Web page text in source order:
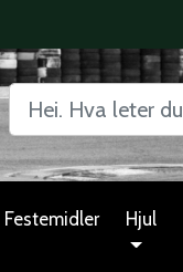
Festemidler Hjul